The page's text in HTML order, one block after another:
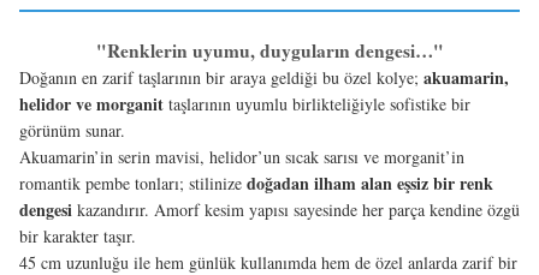
"Renklerin uyumu, duyguların dengesi…"
Doğanın en zarif taşlarının bir araya geldiği bu özel kolye; akuamarin,
helidor ve morganit taşlarının uyumlu birlikteliğiyle sofistike bir
görünüm sunar.
Akuamarin’in serin mavisi, helidor’un sıcak sarısı ve morganit’in
romantik pembe tonları; stilinize doğadan ilham alan eşsiz bir renk
dengesi kazandırır. Amorf kesim yapısı sayesinde her parça kendine özgü
bir karakter taşır.
45 cm uzunluğu ile hem günlük kullanımda hem de özel anlarda zarif bir